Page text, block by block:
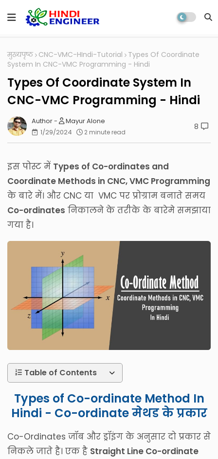
मुख्यपृष्ठ CNC-VMC-HIndi-Tutorial
Types Of Coordinate
System In CNC-VMC Programming - Hindi
Types Of Coordinate System In
CNC-VMC Programming - Hindi
Mayur Alone
1/29/2024
2 minute read
8
इस पोस्ट में Types of Co-ordinates and
Coordinate Methods in CNC, VMC Programming
के बारे में। और CNC या VMC पर प्रोग्राम बनाते समय
Co-ordinates निकालने के तरीके के बारेमे समझाया
गया है।
Table of Contents
Types of Co-ordinate Method In
Hindi - Co-ordinate मेथड के प्रकार
Co-Ordinates जॉब और ड्रॉइंग के अनुसार दो प्रकार से
निकले जाते है। एक है Straight Line Co-ordinate